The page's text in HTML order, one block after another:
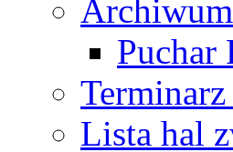
Puchar
Lista hal